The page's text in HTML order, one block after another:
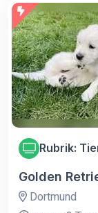
Rubrik:
Golden
Dortmund